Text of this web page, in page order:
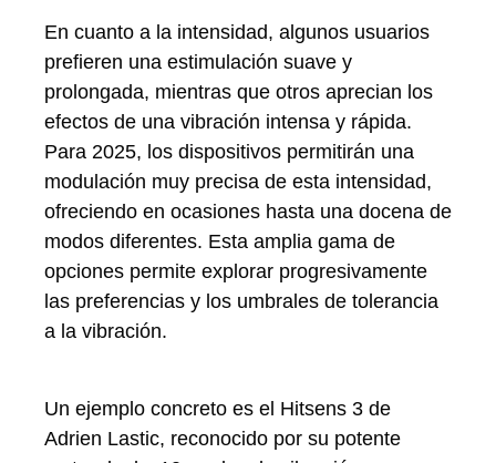
En cuanto a la intensidad, algunos usuarios
prefieren una estimulación suave y
prolongada, mientras que otros aprecian los
efectos de una vibración intensa y rápida.
Para 2025, los dispositivos permitirán una
modulación muy precisa de esta intensidad,
ofreciendo en ocasiones hasta una docena de
modos diferentes. Esta amplia gama de
opciones permite explorar progresivamente
las preferencias y los umbrales de tolerancia
a la vibración.
Un ejemplo concreto es el Hitsens 3 de
Adrien Lastic, reconocido por su potente